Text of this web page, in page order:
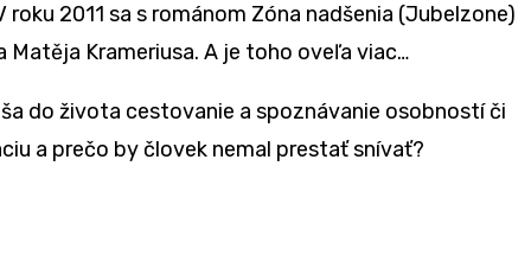
2011 sa s románom Zóna nadšenia (Jubelzone)
Krameriusa. A je toho oveľa viac…
do života cestovanie a spoznávanie osobností či
a prečo by človek nemal prestať snívať?